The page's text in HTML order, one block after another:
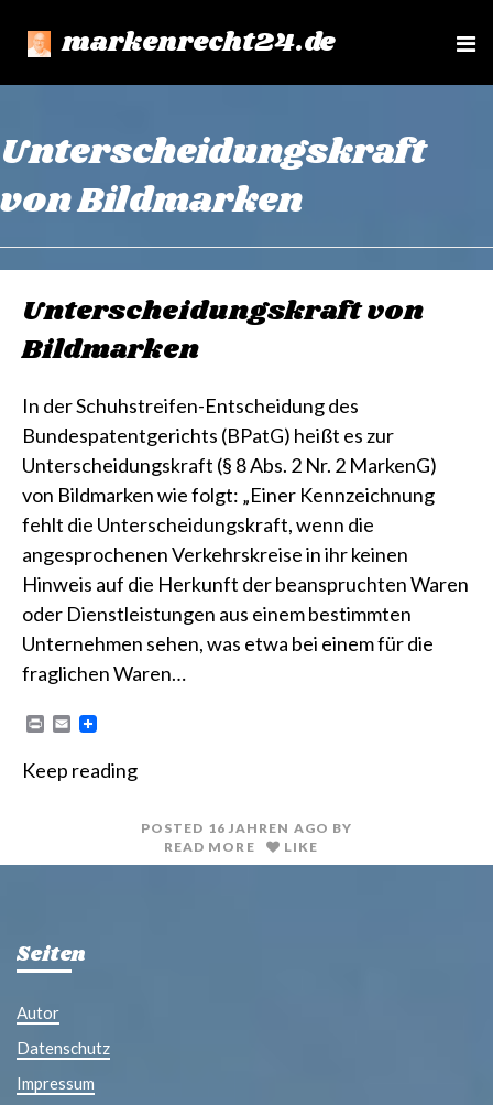
markenrecht24.de
e
Unterscheidungskraft
von Bildmarken
Unterscheidungskraft von
Bildmarken
In der Schuhstreifen-Entscheidung des
Bundespatentgerichts (BPatG) heißt es zur
Unterscheidungskraft (§ 8 Abs. 2 Nr. 2 MarkenG)
von Bildmarken wie folgt: „Einer Kennzeichnung
fehlt die Unterscheidungskraft, wenn die
angesprochenen Verkehrskreise in ihr keinen
Hinweis auf die Herkunft der beanspruchten Waren
oder Dienstleistungen aus einem bestimmten
Unternehmen sehen, was etwa bei einem für die
fraglichen Waren…
n
E
i
Keep reading
POSTED 16 JAHREN AGO BY
READ MORE
LIKE
Seiten
Autor
Datenschutz
Impressum